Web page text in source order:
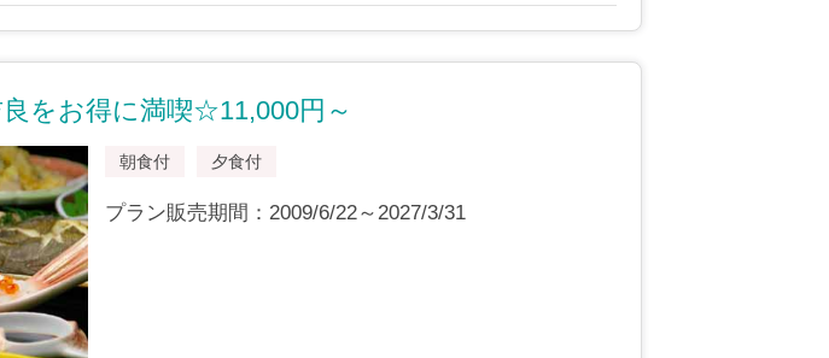
をお得に満喫☆11,000円～
朝食付 夕食付
プラン販売期間：2009/6/22～2027/3/31